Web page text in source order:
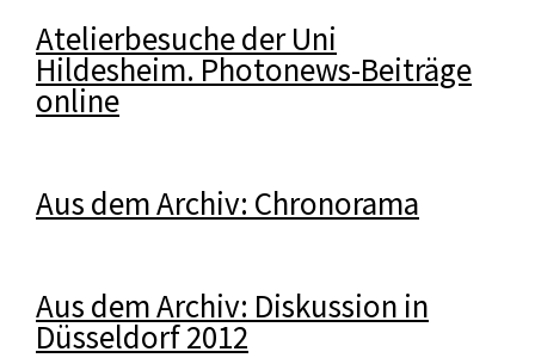
Atelierbesuche der Uni
Hildesheim. Photonews-Beiträge
online
Aus dem Archiv: Chronorama
Aus dem Archiv: Diskussion in
Düsseldorf 2012